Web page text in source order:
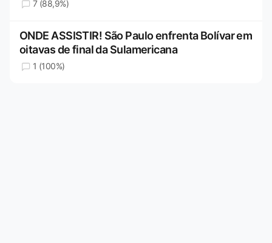
7 (88,9%)
ONDE ASSISTIR! São Paulo enfrenta Bolívar em
oitavas de final da Sulamericana
1 (100%)